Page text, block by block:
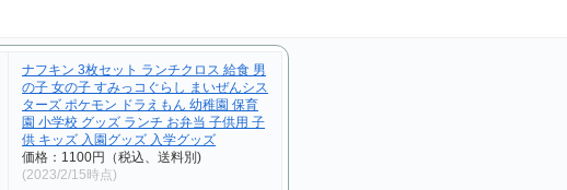
ナフキン 3枚セット ランチクロス 給食 男
の子 女の子 すみっコぐらし まいぜんシス
ターズ ポケモン ドラえもん 幼稚園 保育
園 小学校 グッズ ランチ お弁当 子供用 子
供 キッズ 入園グッズ 入学グッズ
価格：1100円（税込、送料別)
(2023/2/15時点)